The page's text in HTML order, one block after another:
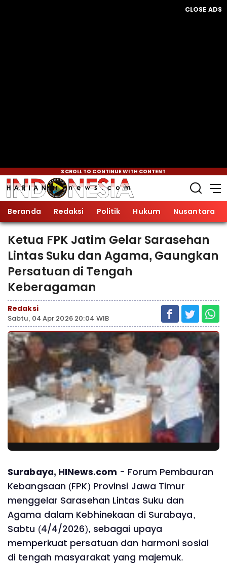
CLOSE ADS
SCROLL TO CONTINUE WITH CONTENT
Beranda Redaksi Politik Hukum Nusantara
Ketua FPK Jatim Gelar Sarasehan
Lintas Suku dan Agama, Gaungkan
Persatuan di Tengah
Keberagaman
Redaksi
Sabtu, 04 Apr 2026 20:04 WIB
Surabaya, HINews.com - Forum Pembauran
Kebangsaan (FPK) Provinsi Jawa Timur
menggelar Sarasehan Lintas Suku dan
Agama dalam Kebhinekaan di Surabaya,
Sabtu (4/4/2026), sebagai upaya
memperkuat persatuan dan harmoni sosial
di tengah masyarakat yang majemuk.